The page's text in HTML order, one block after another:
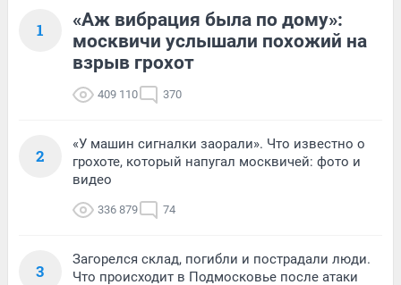
1
«Аж вибрация была по дому»:
москвичи услышали похожий на
взрыв грохот
409 110 370
2
«У машин сигналки заорали». Что известно о
грохоте, который напугал москвичей: фото и
видео
336 879 74
3
Загорелся склад, погибли и пострадали люди.
Что происходит в Подмосковье после атаки